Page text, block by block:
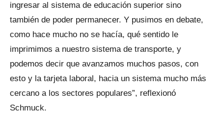
ingresar al sistema de educación superior sino
también de poder permanecer. Y pusimos en debate,
como hace mucho no se hacía, qué sentido le
imprimimos a nuestro sistema de transporte, y
podemos decir que avanzamos muchos pasos, con
esto y la tarjeta laboral, hacia un sistema mucho más
cercano a los sectores populares”, reflexionó
Schmuck.